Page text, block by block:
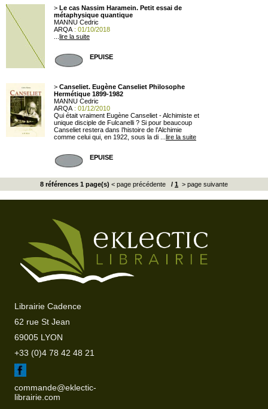
> Le cas Nassim Haramein. Petit essai de
métaphysique quantique
MANNU Cedric
ARQA : 01/10/2018
lire la suite
EPUISE
> Canseliet. Eugène Canseliet Philosophe
Hermétique 1899-1982
MANNU Cedric
ARQA : 01/12/2010
Qui était vraiment Eugène Canseliet - Alchimiste et
unique disciple de Fulcanelli ? Si pour beaucoup
Canseliet restera dans l’histoire de l’Alchimie
comme celui qui, en 1922, sous la di ... lire la suite
EPUISE
8 références 1 page(s) < page précédente / 1 > page suivante
Librairie Cadence
62 rue St Jean
69005 LYON
+33 (0)4 78 42 48 21
commande@eklectic-
librairie.com